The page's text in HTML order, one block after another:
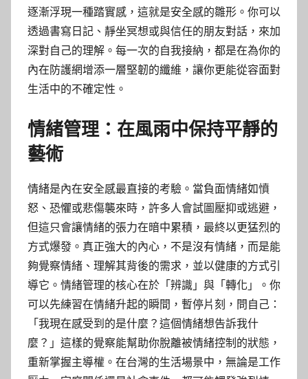
逐漸浮現一種踏實感，這就是安全感的雛形。你可以
透過書寫日記、靜坐冥想或與信任的朋友對話，來加
深對自己的理解。每一次的自我接納，都是在為你的
內在防護網增添一層堅韌的纖維，讓你更能從容面對
生活中的不確定性。
情緒管理：在風雨中保持平靜的
藝術
情緒是內在安全感最直接的考驗。當負面情緒如憤
怒、恐懼或悲傷襲來時，許多人會試圖壓抑或逃避，
但這只會讓情緒的張力在暗中累積，最終以更猛烈的
方式爆發。真正強大的內心，不是沒有情緒，而是能
夠覺察情緒、理解其背後的需求，並以健康的方式引
導它。情緒管理的核心在於「辨識」與「轉化」。你
可以先練習在情緒升起的瞬間，暫停片刻，問自己：
「我現在感受到的是什麼？這個情緒想告訴我什
麼？」這樣的覺察能幫助你脫離被情緒控制的狀態，
重新掌握主導權。在台灣的生活場景中，無論是工作